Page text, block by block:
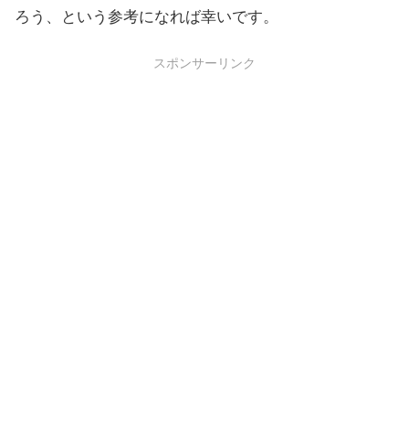
ろう、という参考になれば幸いです。
スポンサーリンク